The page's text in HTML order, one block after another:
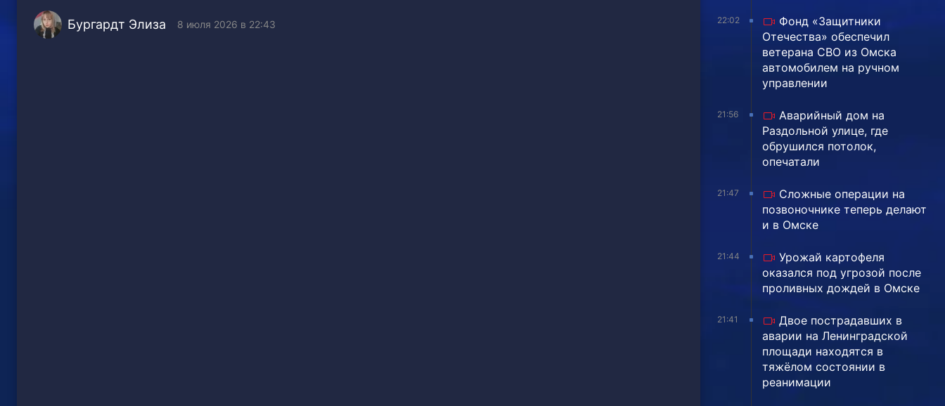
Бургардт Элиза 8 июля 2026 в 22:43 22:02
Фонд «Защитники
Отечества» обеспечил
ветерана СВО из Омска
автомобилем на ручном
управлении
21:56
Аварийный дом на
Раздольной улице, где
обрушился потолок,
опечатали
21:47
Сложные операции на
позвоночнике теперь делают
и в Омске
21:44
Урожай картофеля
оказался под угрозой после
проливных дождей в Омске
21:41
Двое пострадавших в
аварии на Ленинградской
площади находятся в
тяжёлом состоянии в
реанимации